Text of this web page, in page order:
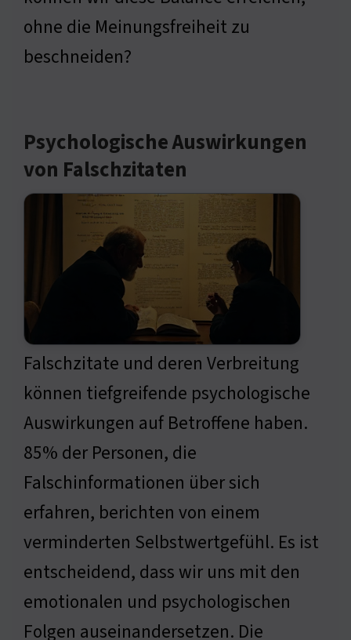
ohne die Meinungsfreiheit zu
beschneiden?
Psychologische Auswirkungen
von Falschzitaten
Falschzitate und deren Verbreitung
können tiefgreifende psychologische
Auswirkungen auf Betroffene haben.
85% der Personen, die
Falschinformationen über sich
erfahren, berichten von einem
verminderten Selbstwertgefühl. Es ist
entscheidend, dass wir uns mit den
emotionalen und psychologischen
Folgen auseinandersetzen. Die